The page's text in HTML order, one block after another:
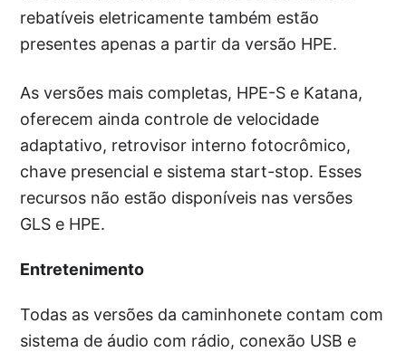
rebatíveis eletricamente também estão
presentes apenas a partir da versão HPE.
As versões mais completas, HPE-S e Katana,
oferecem ainda controle de velocidade
adaptativo, retrovisor interno fotocrômico,
chave presencial e sistema start-stop. Esses
recursos não estão disponíveis nas versões
GLS e HPE.
Entretenimento
Todas as versões da caminhonete contam com
sistema de áudio com rádio, conexão USB e